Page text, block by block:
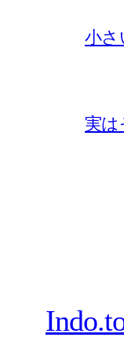
小さ
実は